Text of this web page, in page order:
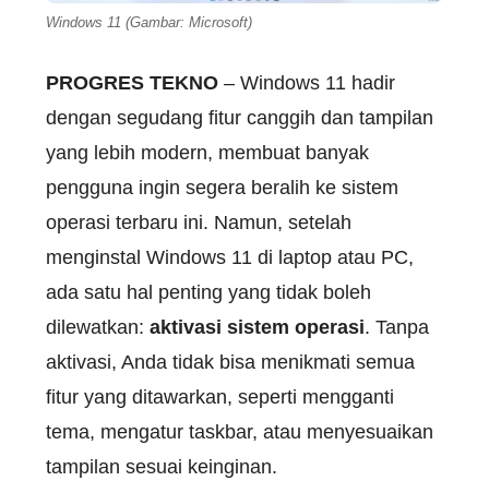
Windows 11 (Gambar: Microsoft)
PROGRES TEKNO – Windows 11 hadir
dengan segudang fitur canggih dan tampilan
yang lebih modern, membuat banyak
pengguna ingin segera beralih ke sistem
operasi terbaru ini. Namun, setelah
menginstal Windows 11 di laptop atau PC,
ada satu hal penting yang tidak boleh
dilewatkan: aktivasi sistem operasi. Tanpa
aktivasi, Anda tidak bisa menikmati semua
fitur yang ditawarkan, seperti mengganti
tema, mengatur taskbar, atau menyesuaikan
tampilan sesuai keinginan.